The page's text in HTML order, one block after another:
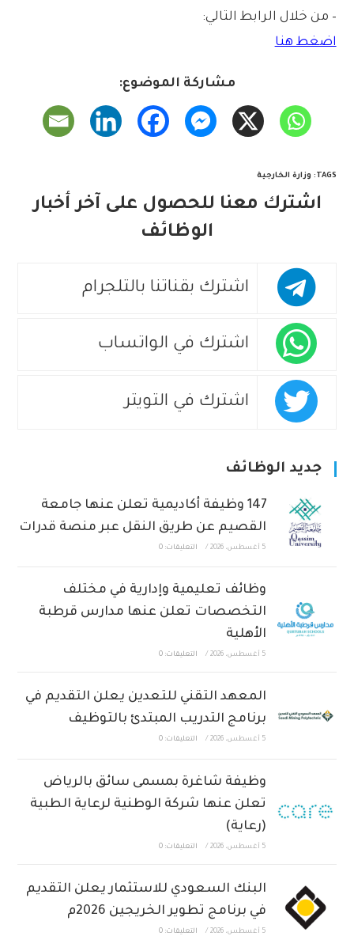
– من خلال الرابط التالي:
اضغط هنا
مشاركة الموضوع:
TAGS
: وزارة الخارجية
اشترك معنا للحصول على آخر أخبار
الوظائف
اشترك بقناتنا بالتلجرام
اشترك في الواتساب
اشترك في التويتر
جديد الوظائف
147 وظيفة أكاديمية تعلن عنها جامعة
القصيم عن طريق النقل عبر منصة قدرات
5 أغسطس، 2026 / التعليقات: 0
وظائف تعليمية وإدارية في مختلف
التخصصات تعلن عنها مدارس قرطبة
الأهلية
5 أغسطس، 2026 / التعليقات: 0
المعهد التقني للتعدين يعلن التقديم في
برنامج التدريب المبتدئ بالتوظيف
5 أغسطس، 2026 / التعليقات: 0
وظيفة شاغرة بمسمى سائق بالرياض
تعلن عنها شركة الوطنية لرعاية الطبية
(رعاية)
5 أغسطس، 2026 / التعليقات: 0
البنك السعودي للاستثمار يعلن التقديم
في برنامج تطوير الخريجين 2026م
5 أغسطس، 2026 / التعليقات: 0